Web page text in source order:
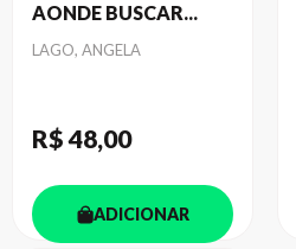
AONDE BUSCAR...
Autor
LAGO, ANGELA
R$ 48,00
ADICIONAR